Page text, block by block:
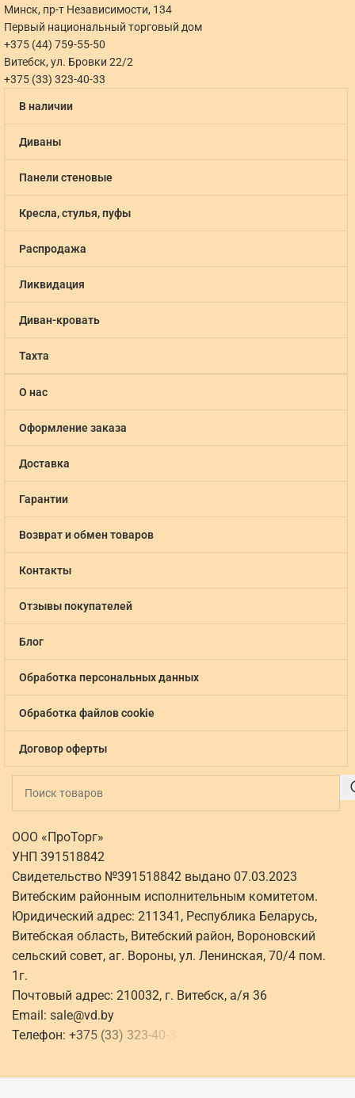
Минск, пр-т Независимости, 134
Первый национальный торговый дом
+375 (44) 759-55-50
Витебск, ул. Бровки 22/2
+375 (33) 323-40-33
В наличии
Диваны
Панели стеновые
Кресла, стулья, пуфы
Распродажа
Ликвидация
Диван-кровать
Тахта
О нас
Оформление заказа
Доставка
Гарантии
Возврат и обмен товаров
Контакты
Отзывы покупателей
Блог
Обработка персональных данных
Обработка файлов cookie
Договор оферты
ООО «ПроТорг»
УНП 391518842
Свидетельство №391518842 выдано 07.03.2023
Витебским районным исполнительным комитетом.
Юридический адрес: 211341, Республика Беларусь,
Витебская область, Витебский район, Вороновский
сельский совет, аг. Вороны, ул. Ленинская, 70/4 пом.
1г.
Почтовый адрес: 210032, г. Витебск, а/я 36
Email: sale@vd.by
Телефон: +375 (33) 323-40-